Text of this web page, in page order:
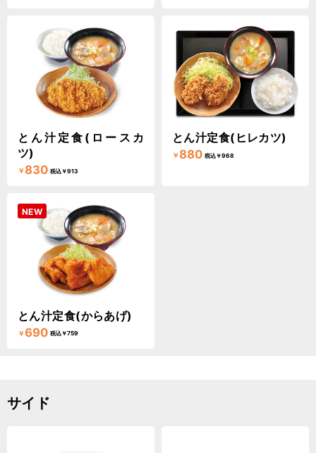
とん汁定食(ロースカ
ツ)
￥830 税込￥913
とん汁定食(ヒレカツ)
￥880 税込￥968
NEW
とん汁定食(からあげ)
￥690 税込￥759
サイド